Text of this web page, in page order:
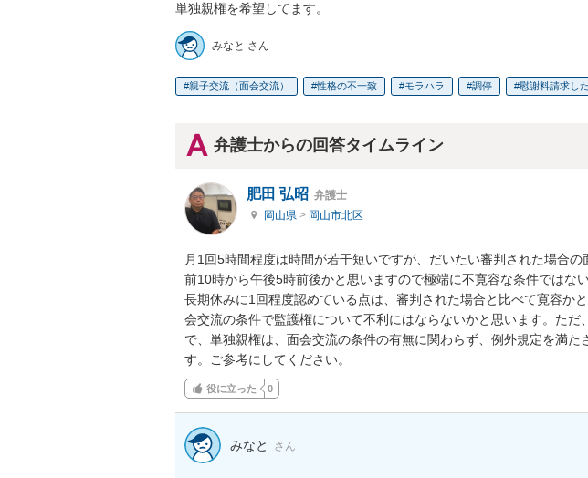
単独親権を希望してます。
みなと さん
親子交流（面会交流） 性格の不一致 モラハラ 調停 慰謝料請求し
弁護士からの回答タイムライン
肥田 弘昭 弁護士
岡山県 > 岡山市北区
月1回5時間程度は時間が若干短いですが、だいたい審判された場合
前10時から午後5時前後かと思いますので極端に不寛容な条件ではな
長期休みに1回程度認めている点は、審判された場合と比べて寛容か
会交流の条件で監護権について不利にはならないかと思います。ただ
で、単独親権は、面会交流の条件の有無に関わらず、例外規定を満た
す。ご参考にしてください。
役に立った 0
みなと さん